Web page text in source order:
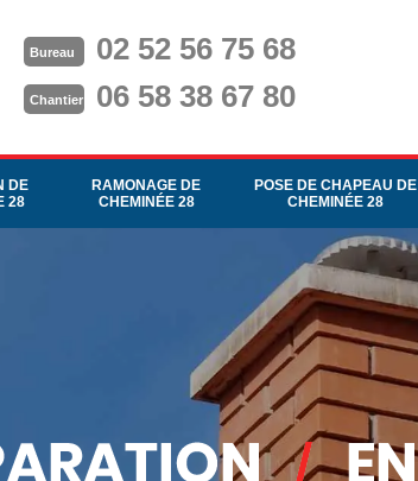
Bureau 02 52 56 75 68
Chantier 06 58 38 67 80
DE
28
RAMONAGE DE
CHEMINÉE 28
POSE DE CHAPEAU DE
CHEMINÉE 28